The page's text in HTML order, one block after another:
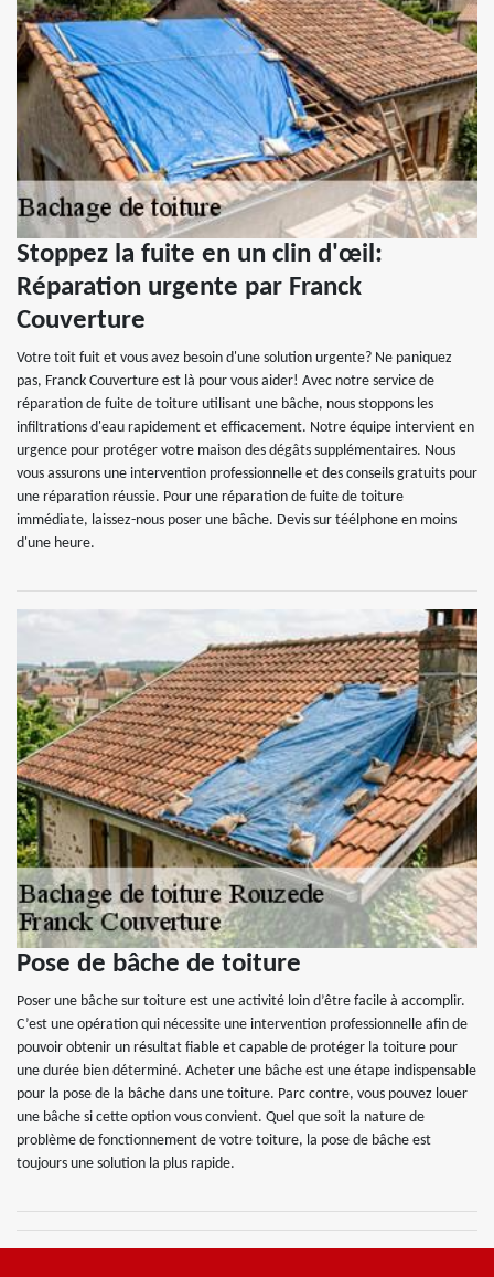
Stoppez la fuite en un clin d'œil:
Réparation urgente par Franck
Couverture
Votre toit fuit et vous avez besoin d'une solution urgente? Ne paniquez
pas, Franck Couverture est là pour vous aider! Avec notre service de
réparation de fuite de toiture utilisant une bâche, nous stoppons les
infiltrations d'eau rapidement et efficacement. Notre équipe intervient en
urgence pour protéger votre maison des dégâts supplémentaires. Nous
vous assurons une intervention professionnelle et des conseils gratuits pour
une réparation réussie. Pour une réparation de fuite de toiture
immédiate, laissez-nous poser une bâche. Devis sur téélphone en moins
d'une heure.
Pose de bâche de toiture
Poser une bâche sur toiture est une activité loin d’être facile à accomplir.
C’est une opération qui nécessite une intervention professionnelle afin de
pouvoir obtenir un résultat fiable et capable de protéger la toiture pour
une durée bien déterminé. Acheter une bâche est une étape indispensable
pour la pose de la bâche dans une toiture. Parc contre, vous pouvez louer
une bâche si cette option vous convient. Quel que soit la nature de
problème de fonctionnement de votre toiture, la pose de bâche est
toujours une solution la plus rapide.